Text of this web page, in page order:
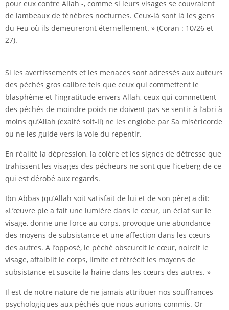
pour eux contre Allah -, comme si leurs visages se couvraient
de lambeaux de ténèbres nocturnes. Ceux-là sont là les gens
du Feu où ils demeureront éternellement. » (Coran : 10/26 et
27).
Si les avertissements et les menaces sont adressés aux auteurs
des péchés gros calibre tels que ceux qui commettent le
blasphème et l’ingratitude envers Allah, ceux qui commettent
des péchés de moindre poids ne doivent pas se sentir à l’abri à
moins qu’Allah (exalté soit-Il) ne les englobe par Sa miséricorde
ou ne les guide vers la voie du repentir.
En réalité la dépression, la colère et les signes de détresse que
trahissent les visages des pécheurs ne sont que l’iceberg de ce
qui est dérobé aux regards.
Ibn Abbas (qu’Allah soit satisfait de lui et de son père) a dit:
«L’œuvre pie a fait une lumière dans le cœur, un éclat sur le
visage, donne une force au corps, provoque une abondance
des moyens de subsistance et une affection dans les cœurs
des autres. A l’opposé, le péché obscurcit le cœur, noircit le
visage, affaiblit le corps, limite et rétrécit les moyens de
subsistance et suscite la haine dans les cœurs des autres. »
Il est de notre nature de ne jamais attribuer nos souffrances
psychologiques aux péchés que nous aurions commis. Or